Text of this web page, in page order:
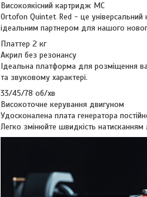
Високоякісний картридж MC
Ortofon Quintet Red - це універсальний
ідеальним партнером для нашого
Платтер 2 кг
Акрил без резонансу
Ідеальна платформа для розміщення
та звуковому характері.
33/45/78 об/хв
Високоточне керування двигуном
Удосконалена плата генератора
Легко змінюйте швидкість